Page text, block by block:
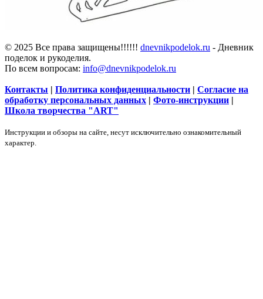
© 2025 Все права защищены!!!!!! dnevnikpodelok.ru - Дневник
поделок и рукоделия.
По всем вопросам: info@dnevnikpodelok.ru
Контакты | Политика конфиденциальности | Согласие на
обработку персональных данных | Фото-инструкции |
Школа творчества "ART"
Инструкции и обзоры на сайте, несут исключительно ознакомительный
характер.